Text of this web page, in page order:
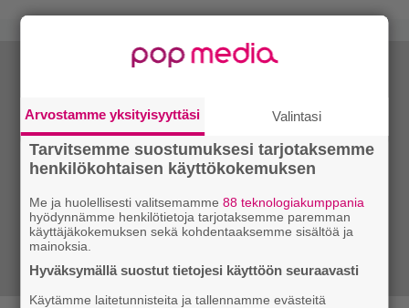
Arvostamme yksityisyyttäsi Valintasi
Tarvitsemme suostumuksesi tarjotaksemme
henkilökohtaisen käyttökokemuksen
Me ja huolellisesti valitsemamme88 teknologiakumppania
hyödynnämme henkilötietoja tarjotaksemme paremman
käyttäjäkokemuksen sekä kohdentaaksemme sisältöä ja
mainoksia.
Hyväksymällä suostut tietojesi käyttöön seuraavasti
Käytämme laitetunnisteita ja tallennamme evästeitä